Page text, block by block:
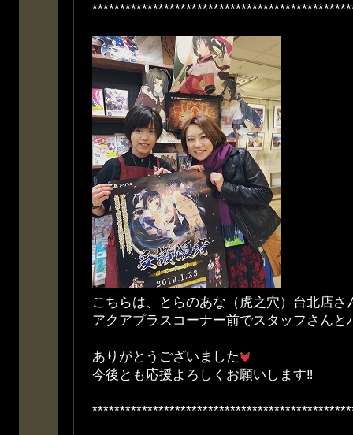
こちらは、とらのあな（虎之穴）台北店さ
アクアプラスコーナー前でスタッフさんと
ありがとうございました
今後とも応援よろしくお願いします‼︎